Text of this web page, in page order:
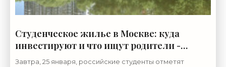
Студенческое жилье в Москве: куда
инвестируют и что ищут родители -
«Недвижимость»
Завтра, 25 января, российские студенты отметят